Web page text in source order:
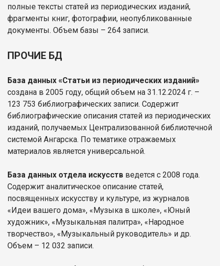
полные тексты статей из периодических изданий,
фрагменты книг, фотографии, неопубликованные
документы. Объем базы – 264 записи.
ПРОЧИЕ БД
База данных «Статьи из периодических изданий»
создана в 2005 году, общий объем на 31.12.2024 г. –
123 753 библиографических записи. Содержит
библиографические описания статей из периодических
изданий, получаемых Централизованной библиотечной
системой Ангарска. По тематике отражаемых
материалов является универсальной.
База данных отдела искусств ведется с 2008 года.
Содержит аналитическое описание статей,
посвященных искусству и культуре, из журналов
«Идеи вашего дома», «Музыка в школе», «Юный
художник», «Музыкальная палитра», «Народное
творчество», «Музыкальный руководитель» и др.
Объем – 12 032 записи.